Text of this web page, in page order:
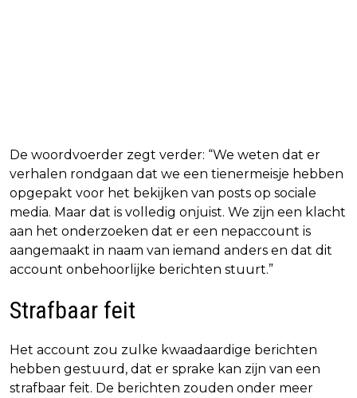
De woordvoerder zegt verder: “We weten dat er
verhalen rondgaan dat we een tienermeisje hebben
opgepakt voor het bekijken van posts op sociale
media. Maar dat is volledig onjuist. We zijn een klacht
aan het onderzoeken dat er een nepaccount is
aangemaakt in naam van iemand anders en dat dit
account onbehoorlijke berichten stuurt.”
Strafbaar feit
Het account zou zulke kwaadaardige berichten
hebben gestuurd, dat er sprake kan zijn van een
strafbaar feit. De berichten zouden onder meer